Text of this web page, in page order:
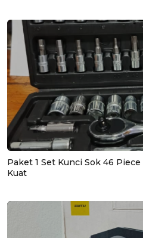
Paket 1 Set Kunci Sok 46
Kuat